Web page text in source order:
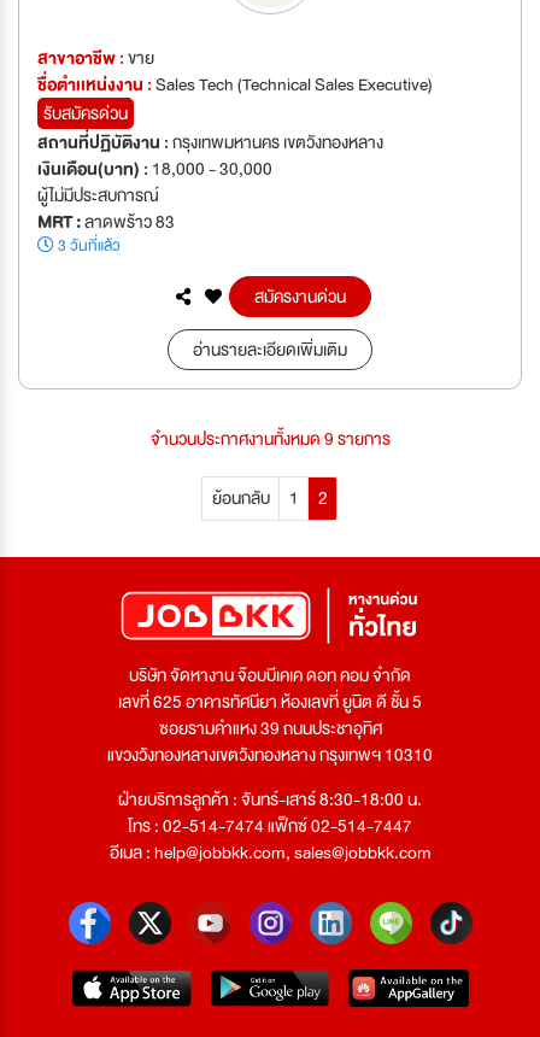
สาขาอาชีพ :ขาย
ชื่อตำเเหน่งงาน :Sales Tech (Technical Sales Executive)
รับสมัครด่วน
สถานที่ปฏิบัติงาน :กรุงเทพมหานคร เขตวังทองหลาง
เงินเดือน(บาท) : 18,000 - 30,000
ผู้ไม่มีประสบการณ์
MRT :ลาดพร้าว 83
3 วันที่แล้ว
สมัครงานด่วน
อ่านรายละเอียดเพิ่มเติม
จำนวนประกาศงานทั้งหมด 9 รายการ
ย้อนกลับ 1 2
บริษัท จัดหางาน จ๊อบบีเคเค ดอท คอม จำกัด
เลขที่ 625 อาคารทัศนียา ห้องเลขที่ ยูนิต ดี ชั้น 5
ซอยรามคำแหง 39 ถนนประชาอุทิศ
แขวงวังทองหลางเขตวังทองหลาง กรุงเทพฯ 10310
ฝ่ายบริการลูกค้า : จันทร์-เสาร์ 8:30-18:00 น.
โทร : 02-514-7474 แฟ็กซ์ 02-514-7447
อีเมล :help@jobbkk.com,sales@jobbkk.com